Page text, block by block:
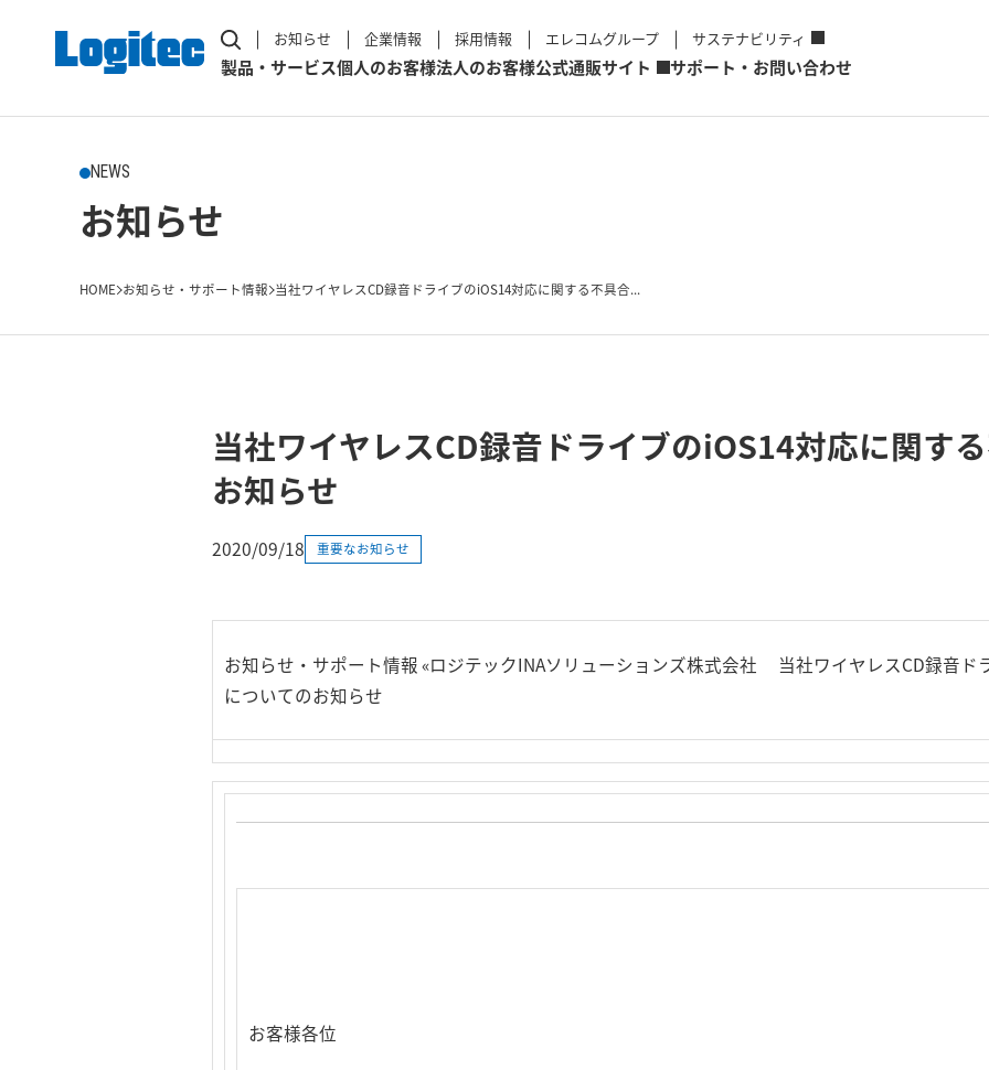
お知らせ 企業情報 採用情報 エレコムグループ サステナビリティ
製品・サービス個人のお客様法人のお客様公式通販サイト サポート・お問い合わせ
NEWS
お知らせ
HOME お知らせ・サポート情報 当社ワイヤレスCD録音ドライブのiOS14対応に関する不具合...
当社ワイヤレスCD録音ドライブのiOS14対応に関す
お知らせ
2020/09/18 重要なお知らせ
お知らせ・サポート情報 «ロジテックINAソリューションズ株式会社 当社ワイヤレスCD録音ド
についてのお知らせ
お客様各位